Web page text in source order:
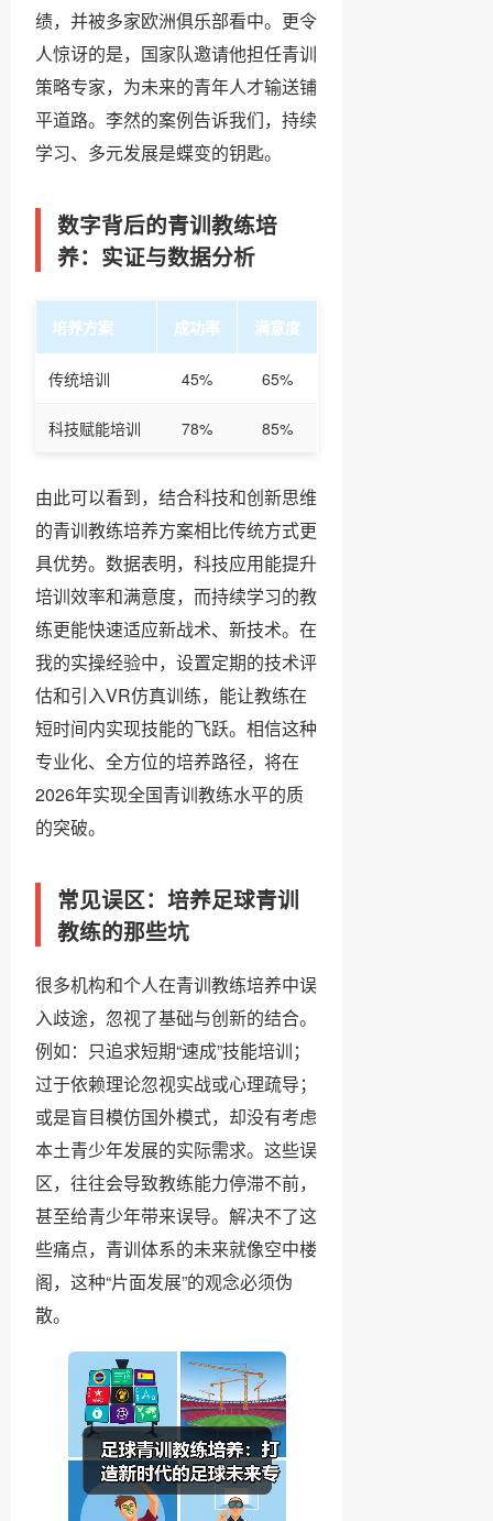
绩，并被多家欧洲俱乐部看中。更令
人惊讶的是，国家队邀请他担任青训
策略专家，为未来的青年人才输送铺
平道路。李然的案例告诉我们，持续
学习、多元发展是蝶变的钥匙。
数字背后的青训教练培
养：实证与数据分析
培养方案 成功率 满意度
传统培训 45% 65%
科技赋能培训 78% 85%
由此可以看到，结合科技和创新思维
的青训教练培养方案相比传统方式更
具优势。数据表明，科技应用能提升
培训效率和满意度，而持续学习的教
练更能快速适应新战术、新技术。在
我的实操经验中，设置定期的技术评
估和引入VR仿真训练，能让教练在
短时间内实现技能的飞跃。相信这种
专业化、全方位的培养路径，将在
2026年实现全国青训教练水平的质
的突破。
常见误区：培养足球青训
教练的那些坑
很多机构和个人在青训教练培养中误
入歧途，忽视了基础与创新的结合。
例如：只追求短期“速成”技能培训；
过于依赖理论忽视实战或心理疏导；
或是盲目模仿国外模式，却没有考虑
本土青少年发展的实际需求。这些误
区，往往会导致教练能力停滞不前，
甚至给青少年带来误导。解决不了这
些痛点，青训体系的未来就像空中楼
阁，这种“片面发展”的观念必须伪
散。